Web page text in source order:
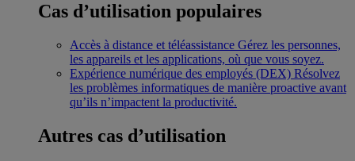
Cas d’utilisation populaires
Accès à distance et téléassistance Gérez les personnes,
les appareils et les applications, où que vous soyez.
Expérience numérique des employés (DEX) Résolvez
les problèmes informatiques de manière proactive avant
qu’ils n’impactent la productivité.
Autres cas d’utilisation